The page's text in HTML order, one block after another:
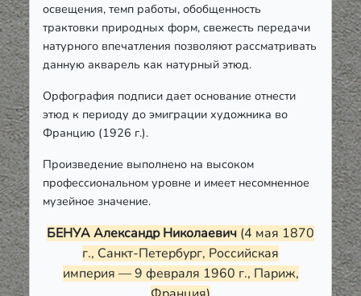
освещения, темп работы, обобщенность
трактовки природных форм, свежесть передачи
натурного впечатления позволяют рассматривать
данную акварель как натурный этюд.
Орфография подписи дает основание отнести
этюд к периоду до эмиграции художника во
Францию (1926 г.).
Произведение выполнено на высоком
профессиональном уровне и имеет несомненное
музейное значение.
БЕНУА Александр Николаевич (4 мая 1870
г., Санкт-Петербург, Российская
империя —9 февраля 1960 г., Париж,